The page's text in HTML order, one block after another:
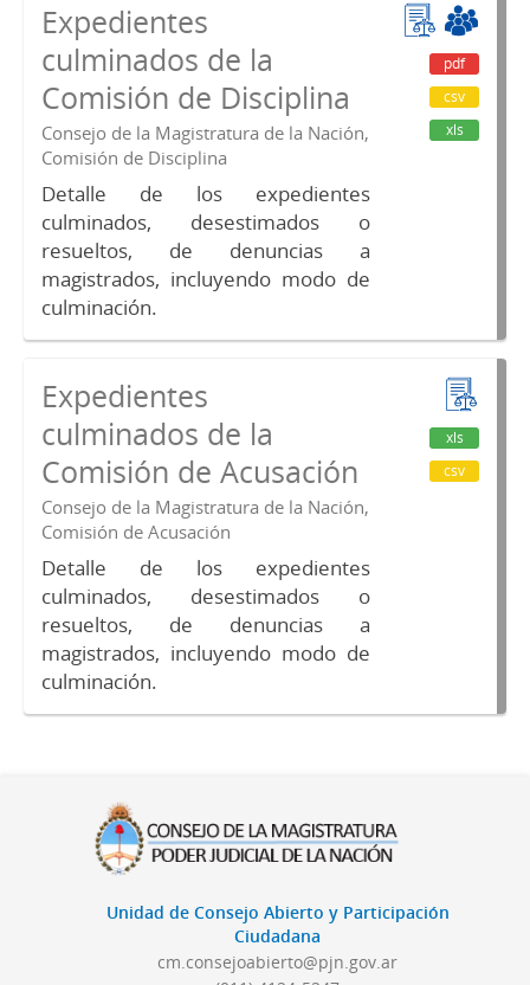
Expedientes
culminados de la
Comisión de Disciplina
Consejo de la Magistratura de la Nación,
Comisión de Disciplina
Detalle de los expedientes
culminados, desestimados o
resueltos, de denuncias a
magistrados, incluyendo modo de
culminación.
pdf
csv
xls
Expedientes
culminados de la
Comisión de Acusación
Consejo de la Magistratura de la Nación,
Comisión de Acusación
Detalle de los expedientes
culminados, desestimados o
resueltos, de denuncias a
magistrados, incluyendo modo de
culminación.
xls
csv
Unidad de Consejo Abierto y Participación
Ciudadana
cm.consejoabierto@pjn.gov.ar